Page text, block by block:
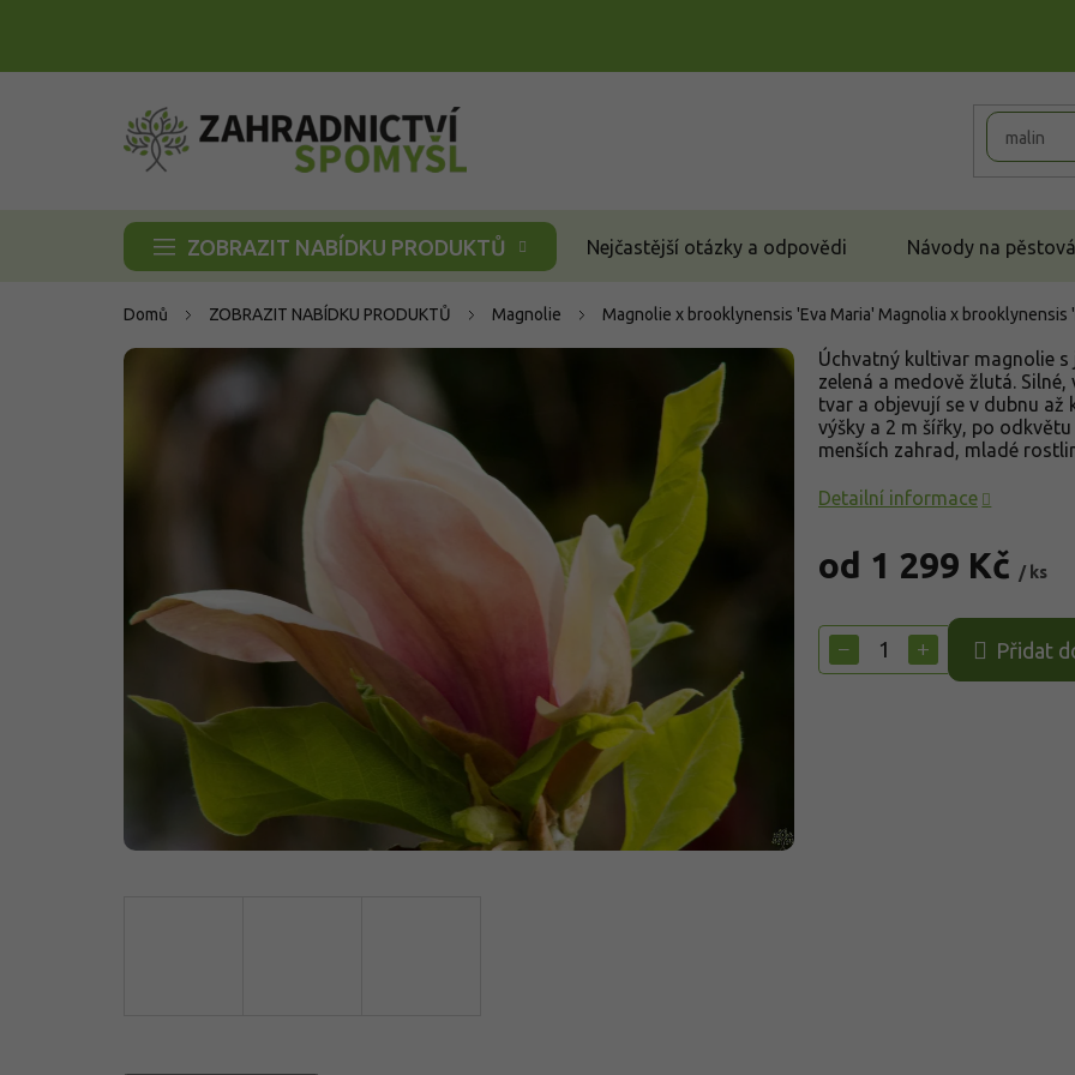
ZOBRAZIT NABÍDKU PRODUKTŮ Nejčastější otázky a odpovědi Návody na
Domů ZOBRAZIT NABÍDKU PRODUKTŮ Magnolie Magnolie x brooklynensis 'Eva Maria' Magnolia x brooklynensis
od 1 299 Kč / ks
cena:
+
− Přidat
Úchvatný kultivar magnolie
zelená a medově žlutá.
tvar a objevují se v dubnu
výšky a 2 m šířky, po
menších zahrad, mladé
Detailní informace